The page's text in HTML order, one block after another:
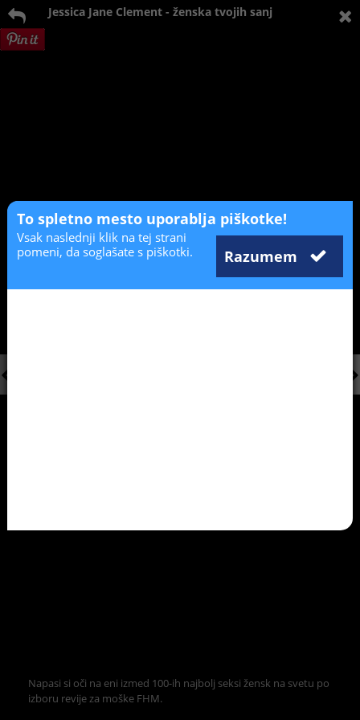
Jessica Jane Clement - ženska tvojih sanj
Napasi si oči na eni izmed 100-ih najbolj seksi žensk na svetu po
izboru revije za moške FHM.
To spletno mesto uporablja piškotke!
Razumem
Vsak naslednji klik na tej strani
pomeni, da soglašate s piškotki.